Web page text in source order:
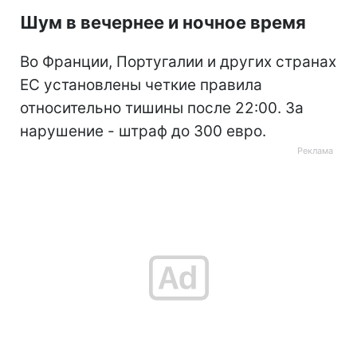
Шум в вечернее и ночное время
Во Франции, Португалии и других странах
ЕС установлены четкие правила
относительно тишины после 22:00. За
нарушение - штраф до 300 евро.